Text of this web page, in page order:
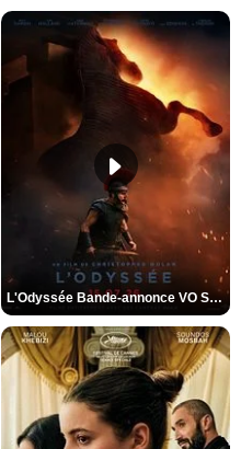
L'Odyssée Bande-annonce VO STFR